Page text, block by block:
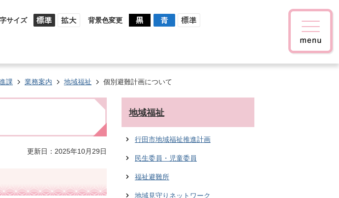
サイズ 背景色変更
課 業務案内 地域福祉 個別避難計画について
更新日：2025年10月29日
地域福祉
行田市地域福祉推進計画
民生委員・児童委員
福祉避難所
地域見守りネットワーク